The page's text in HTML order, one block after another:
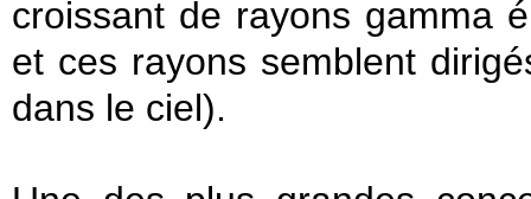
croissant de rayons gamma
et ces rayons semblent
dans le ciel).